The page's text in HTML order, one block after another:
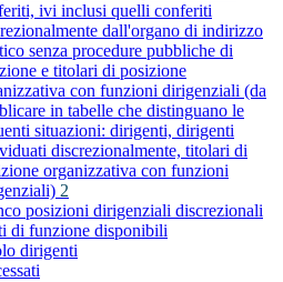
ivi inclusi quelli conferiti
dall'organo di indirizzo
senza procedure pubbliche di
e titolari di posizione
con funzioni dirigenziali (da
in tabelle che distinguano le
situazioni: dirigenti, dirigenti
discrezionalmente, titolari di
organizzativa con funzioni
2
posizioni dirigenziali discrezionali
di funzione disponibili
dirigenti